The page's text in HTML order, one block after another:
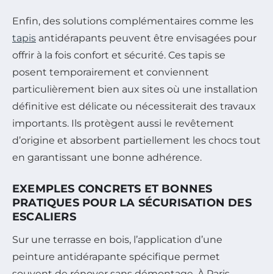
Enfin, des solutions complémentaires comme les
tapis antidérapants peuvent être envisagées pour
offrir à la fois confort et sécurité. Ces tapis se
posent temporairement et conviennent
particulièrement bien aux sites où une installation
définitive est délicate ou nécessiterait des travaux
importants. Ils protègent aussi le revêtement
d’origine et absorbent partiellement les chocs tout
en garantissant une bonne adhérence.
EXEMPLES CONCRETS ET BONNES
PRATIQUES POUR LA SÉCURISATION DES
ESCALIERS
Sur une terrasse en bois, l’application d’une
peinture antidérapante spécifique permet